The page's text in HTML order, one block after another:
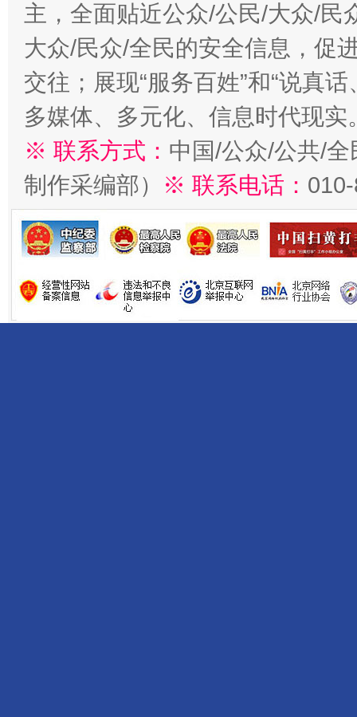
主，全面贴近公众/公民/大众/民
大众/民众/全民的安全信息，促
交往；展现“服务百姓”和“说真
多媒体、多元化、信息时代现实
※ 联系方式： 中国/公众/公共/
制作采编部）
※ 联系电话：